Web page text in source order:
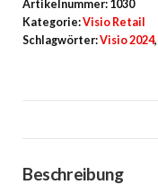
Neu
Menge
Artikelnummer: 1030
Kategorie:Visio Retail
Schlagwörter:Visio 2024,
Beschreibung